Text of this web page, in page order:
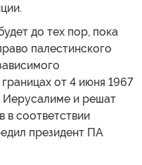
до тех пор, пока
палестинского
от 4 июня 1967
Иерусалиме и решат
в соответствии
президент ПА